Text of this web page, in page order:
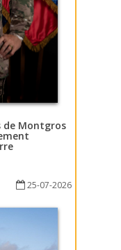
de Montgros
25-07-2026